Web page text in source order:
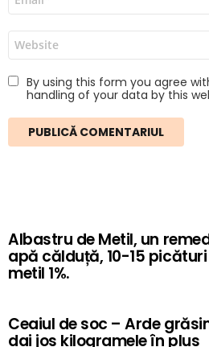
Site
web
By using this form you agree
handling of your data by this
Albastru de Metil, un
apă călduță, 10-15
metil 1%.
Ceaiul de soc – Arde
dai jos kilogramele în plus